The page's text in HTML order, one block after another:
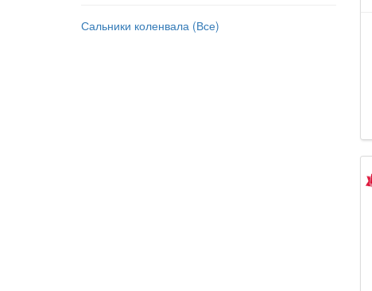
Сальники коленвала (Все)